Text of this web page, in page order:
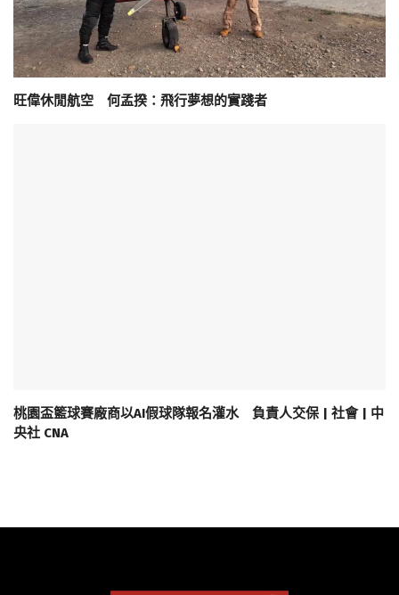
旺偉休閒航空 何孟揆：飛行夢想的實踐者
桃園盃籃球賽廠商以AI假球隊報名灌水 負責人交保 | 社會 | 中
央社 CNA